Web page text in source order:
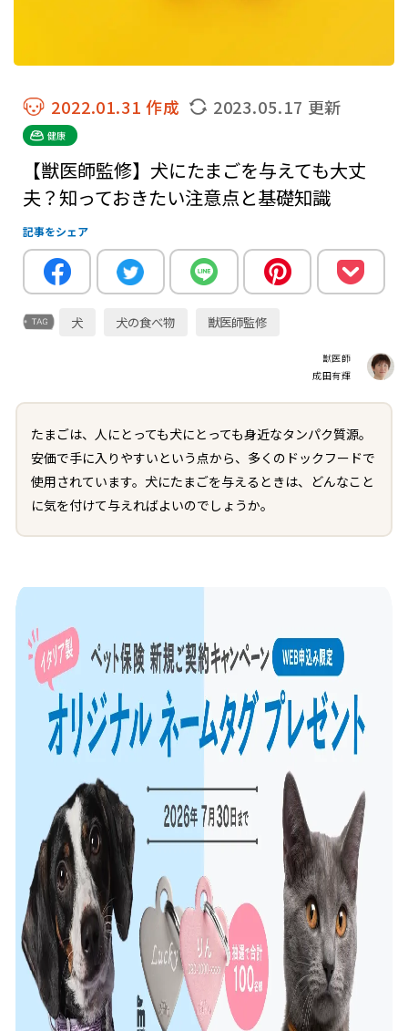
2022.01.31 作成 2023.05.17 更新
健康
【獣医師監修】犬にたまごを与えても大丈
夫？知っておきたい注意点と基礎知識
記事をシェア
犬 犬の食べ物 獣医師監修
獣医師
成田有輝
たまごは、人にとっても犬にとっても身近なタンパク質源。
安価で手に入りやすいという点から、多くのドックフードで
使用されています。犬にたまごを与えるときは、どんなこと
に気を付けて与えればよいのでしょうか。